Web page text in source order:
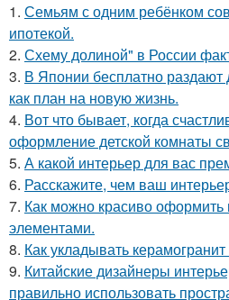
1. Семьям с одним ребёнком
ипотекой.
2. Схему долиной" в России
3. В Японии бесплатно раздают
как план на новую жизнь.
4. Вот что бывает, когда
оформление детской комнаты
5. А какой интерьер для вас
6. Расскажите, чем ваш
7. Как можно красиво оформить
элементами.
8. Как укладывать
9. Китайские дизайнеры
правильно использовать